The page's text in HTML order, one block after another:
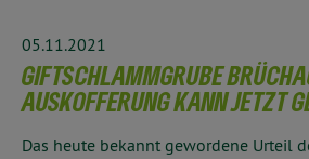
05.11.2021
GIFTSCHLAMMGRUBE
AUSKOFFERUNG KANN JETZT
Das heute bekannt gewordene Urteil